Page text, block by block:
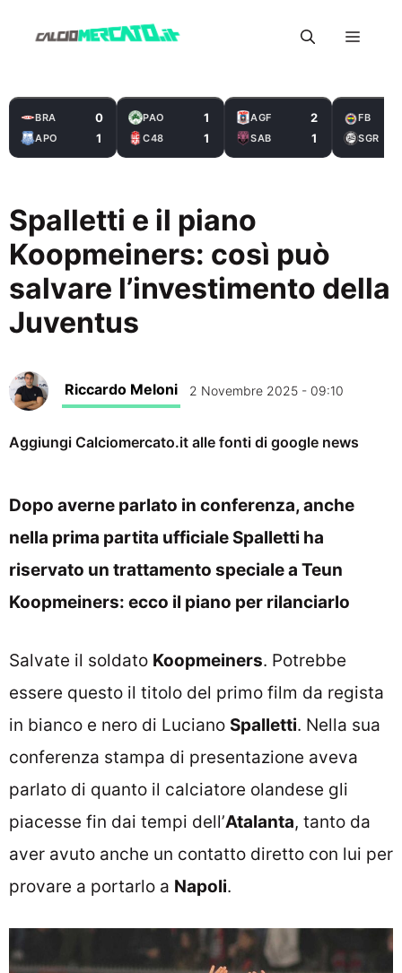
Menu
BRA 0
APO 1
PAO 1
C48 1
AGF 2
SAB 1
FB
SGR
Spalletti e il piano
Koopmeiners: così può
salvare l’investimento della
Juventus
Riccardo Meloni 2 Novembre 2025 - 09:10
Aggiungi Calciomercato.it alle fonti di google news
Dopo averne parlato in conferenza, anche
nella prima partita ufficiale Spalletti ha
riservato un trattamento speciale a Teun
Koopmeiners: ecco il piano per rilanciarlo
Salvate il soldato Koopmeiners. Potrebbe
essere questo il titolo del primo film da regista
in bianco e nero di Luciano Spalletti. Nella sua
conferenza stampa di presentazione aveva
parlato di quanto il calciatore olandese gli
piacesse fin dai tempi dell’Atalanta, tanto da
aver avuto anche un contatto diretto con lui per
provare a portarlo a Napoli.